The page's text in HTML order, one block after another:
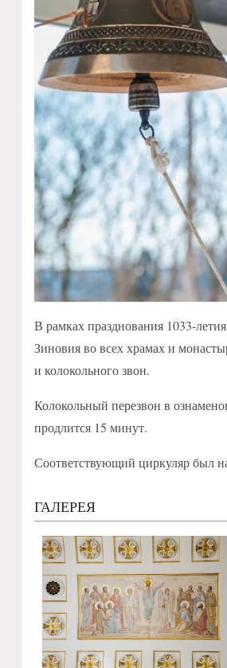
В рамках празднования 1033-
Зиновия во всех храмах и
и колокольного звон.
Колокольный перезвон в
продлится 15 минут.
Соответствующий циркуляр был
ГАЛЕРЕЯ